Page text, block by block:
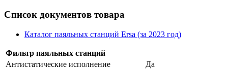
Список документов товара
Каталог паяльных станций Ersa (за 2023 год)
Фильтр паяльных станций
Антистатические исполнение
Да